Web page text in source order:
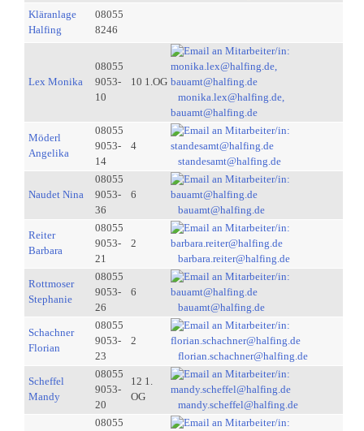
Kläranlage
Halfing
08055
8246
Lex Monika
08055
9053-
10
10 1.OG
monika.lex@halfing.de,
bauamt@halfing.de
Möderl
Angelika
08055
9053-
14
4
standesamt@halfing.de
Naudet Nina
08055
9053-
36
6
bauamt@halfing.de
Reiter
Barbara
08055
9053-
21
2
barbara.reiter@halfing.de
Rottmoser
Stephanie
08055
9053-
26
6
bauamt@halfing.de
Schachner
Florian
08055
9053-
23
2
florian.schachner@halfing.de
Scheffel
Mandy
08055
9053-
20
12 1.
OG
mandy.scheffel@halfing.de
08055